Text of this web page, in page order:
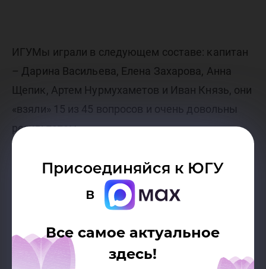
Присоединяйся к ЮГУ
в
Все самое актуальное
здесь!
ИГУМы играли в следующем составе: капитан
– Дарина Васильева, Елена Захарова, Анна
Щепик, Артем Нурмухаметов и Иван Князь, они
«взяли» 15 из 45 вопросов и очень довольны
результатом.